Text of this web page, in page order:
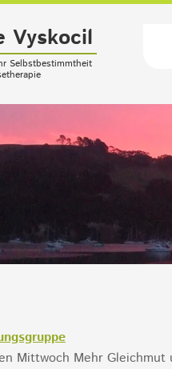
Vyskocil
Selbstbestimmtheit
Mittwoch Mehr